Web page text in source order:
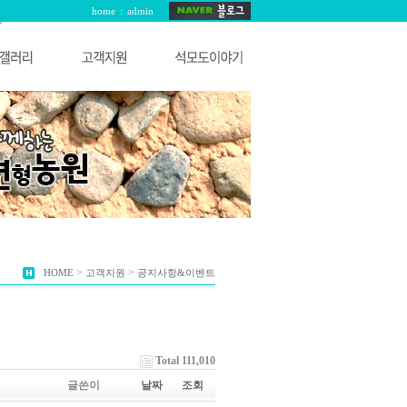
home : admin
HOME > 고객지원 > 공지사항&이벤트
Total 111,010
글쓴이 날짜 조회